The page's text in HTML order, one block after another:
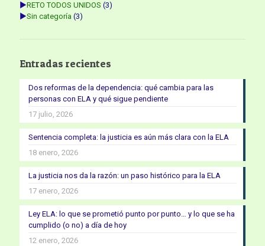
►RETO TODOS UNIDOS (3)
►Sin categoría (3)
Entradas recientes
Dos reformas de la dependencia: qué cambia para las
personas con ELA y qué sigue pendiente
17 julio, 2026
Sentencia completa: la justicia es aún más clara con la ELA
18 enero, 2026
La justicia nos da la razón: un paso histórico para la ELA
17 enero, 2026
Ley ELA: lo que se prometió punto por punto… y lo que se ha
cumplido (o no) a día de hoy
12 enero, 2026